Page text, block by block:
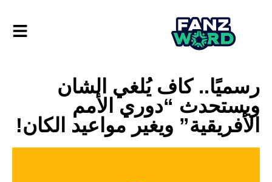
رسميًا.. كاف يُلغي الشان
ويستحدث “دوري الأمم
الأفريقية” ويغير مواعيد الكان!